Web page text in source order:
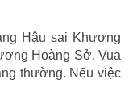
Hậu sai Khương
Hoàng Sở. Vua
thường. Nếu việc